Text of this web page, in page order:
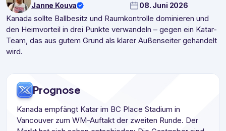
Janne Kouva 08. Juni 2026
Kanada sollte Ballbesitz und Raumkontrolle dominieren und
den Heimvorteil in drei Punkte verwandeln – gegen ein Katar-
Team, das aus gutem Grund als klarer Außenseiter gehandelt
wird.
Prognose
Kanada empfängt Katar im BC Place Stadium in
Vancouver zum WM-Auftakt der zweiten Runde. Der